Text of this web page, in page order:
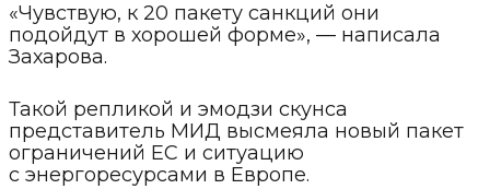
«Чувствую, к 20 пакету санкций они
подойдут в хорошей форме», — написала
Захарова.
Такой репликой и эмодзи скунса
представитель МИД высмеяла новый пакет
ограничений ЕС и ситуацию
с энергоресурсами в Европе.